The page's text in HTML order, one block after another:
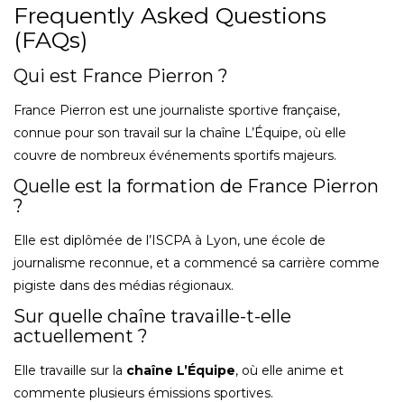
Frequently Asked Questions
(FAQs)
Qui est France Pierron ?
France Pierron est une journaliste sportive française,
connue pour son travail sur la chaîne L’Équipe, où elle
couvre de nombreux événements sportifs majeurs.
Quelle est la formation de France Pierron
?
Elle est diplômée de l’ISCPA à Lyon, une école de
journalisme reconnue, et a commencé sa carrière comme
pigiste dans des médias régionaux.
Sur quelle chaîne travaille-t-elle
actuellement ?
Elle travaille sur la chaîne L’Équipe, où elle anime et
commente plusieurs émissions sportives.